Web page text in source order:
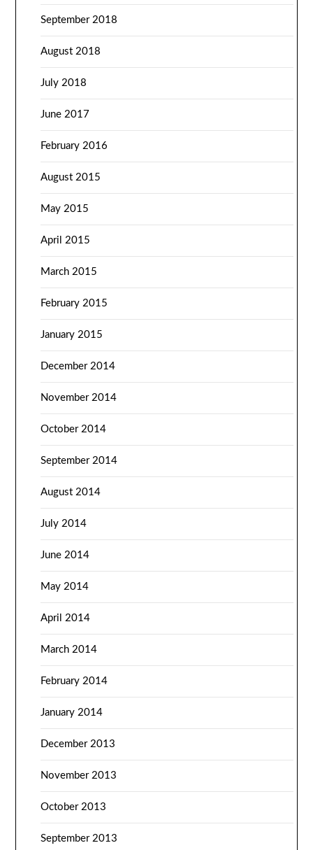
September 2018
August 2018
July 2018
June 2017
February 2016
August 2015
May 2015
April 2015
March 2015
February 2015
January 2015
December 2014
November 2014
October 2014
September 2014
August 2014
July 2014
June 2014
May 2014
April 2014
March 2014
February 2014
January 2014
December 2013
November 2013
October 2013
September 2013